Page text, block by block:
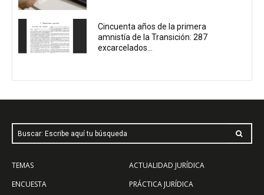
Cincuenta años de la primera
amnistía de la Transición: 287
excarcelados...
Buscar: Escribe aquí tu búsqueda
TEMAS
ENCUESTA
ACTUALIDAD JURÍDICA
PRÁCTICA JURÍDICA